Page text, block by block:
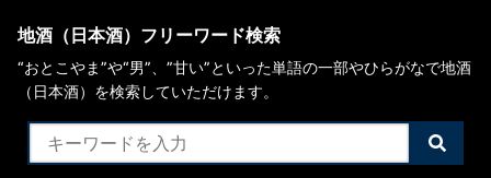
地酒（日本酒）フリーワード検索
“おとこやま”や“男”、”甘い”といった単語の一部やひらがなで地酒
（日本酒）を検索していただけます。
検
索